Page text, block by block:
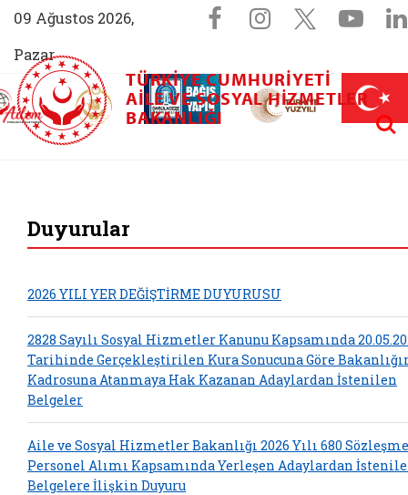
09 Ağustos 2026,
Pazar
Sosyal
Facebook
Instagram
X
Aile (yeni sekmede açılır)
AİLEM İletişim Merkezi (yeni sekmede açılır)
Aile ve Nüfus On Yılı (yeni sekmede açılır)
Darülaceze bağış sayfası (yeni
TÜRKIYE CUMHURIYETI
AILE VE SOSYAL HIZMETLER
BAKANLIĞI
Duyurular
2026 YILI YER DEĞİŞTİRME DUYURUSU
2828 Sayılı Sosyal Hizmetler Kanunu Kapsamında
Tarihinde Gerçekleştirilen Kura Sonucuna Göre
Kadrosuna Atanmaya Hak Kazanan Adaylardan İstenilen
Belgeler
Aile ve Sosyal Hizmetler Bakanlığı 2026 Yılı 680
Personel Alımı Kapsamında Yerleşen Adaylardan
Belgelere İlişkin Duyuru